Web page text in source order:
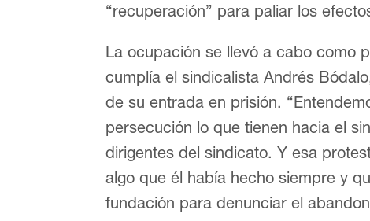
“recuperación” para paliar los
La ocupación se llevó a cabo como
cumplía el sindicalista Andrés
de su entrada en prisión.
persecución lo que tienen hacia el
dirigentes del sindicato. Y esa
algo que él había hecho siempre y
fundación para denunciar el